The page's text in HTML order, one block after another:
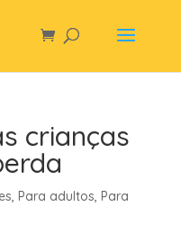
crianças
, Para adultos, Para